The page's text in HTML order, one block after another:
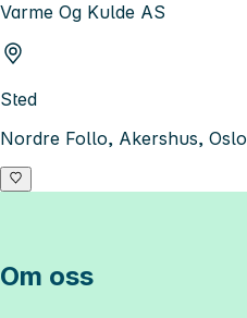
Varme Og Kulde AS
Sted
Nordre Follo, Akershus, Oslo
Om oss